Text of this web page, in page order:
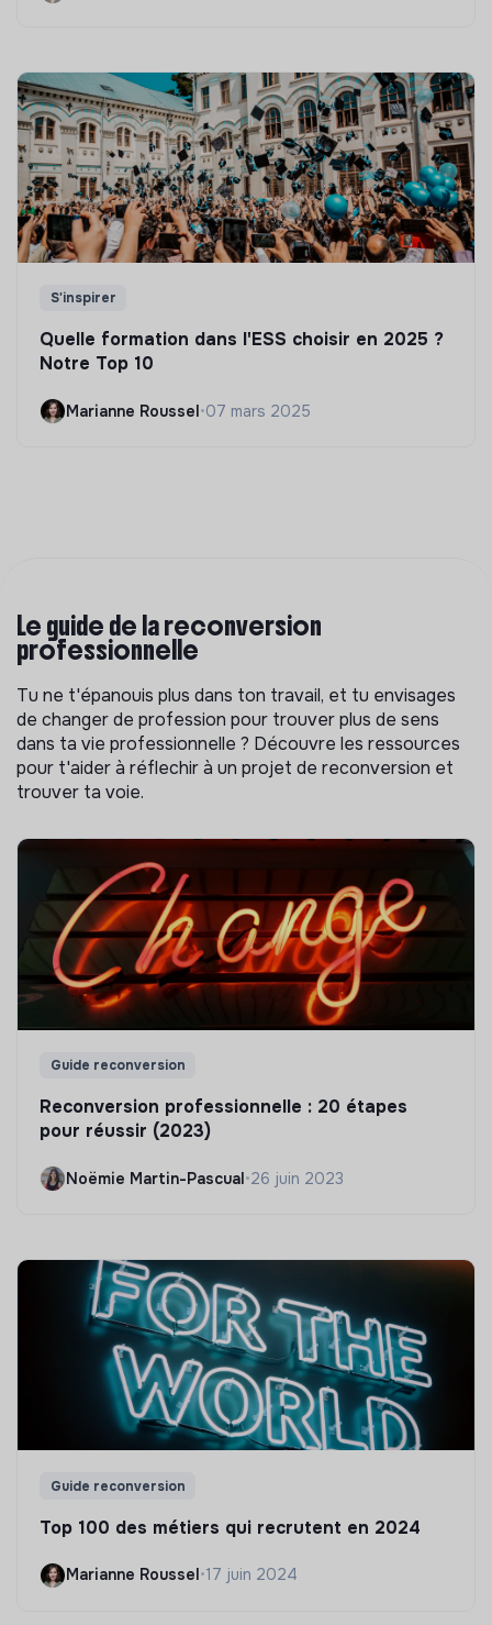
S'inspirer
Quelle formation dans l'ESS choisir en 2025 ?
Notre Top 10
Marianne Roussel•07 mars 2025
Le guide de la reconversion
professionnelle
Tu ne t'épanouis plus dans ton travail, et tu envisages
de changer de profession pour trouver plus de sens
dans ta vie professionnelle ? Découvre les ressources
pour t'aider à réflechir à un projet de reconversion et
trouver ta voie.
Guide reconversion
Reconversion professionnelle : 20 étapes
pour réussir (2023)
Noëmie Martin-Pascual•26 juin 2023
Guide reconversion
Top 100 des métiers qui recrutent en 2024
Marianne Roussel •17 juin 2024